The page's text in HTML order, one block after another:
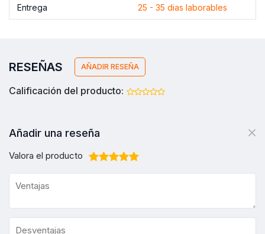
Entrega 25 - 35 dias laborables
RESEÑAS AÑADIR RESEÑA
Calificación del producto:
Añadir una reseña
Valora el producto